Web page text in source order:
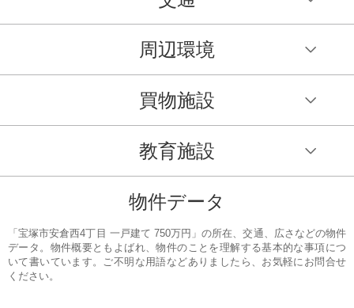
周辺環境
買物施設
教育施設
物件データ
「宝塚市安倉西4丁目 一戸建て 750万円」の所在、交通、広さなどの物件
データ。物件概要ともよばれ、物件のことを理解する基本的な事項につ
いて書いています。ご不明な用語などありましたら、お気軽にお問合せ
ください。